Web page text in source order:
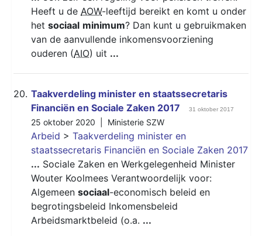
Heeft u de AOW-leeftijd bereikt en komt u onder
het sociaal minimum? Dan kunt u gebruikmaken
van de aanvullende inkomensvoorziening
ouderen (AIO) uit ...
20. Taakverdeling minister en staatssecretaris
Financiën en Sociale Zaken 2017
31 oktober 2017
25 oktober 2020 | Ministerie SZW
Arbeid > Taakverdeling minister en
staatssecretaris Financiën en Sociale Zaken 2017
... Sociale Zaken en Werkgelegenheid Minister
Wouter Koolmees Verantwoordelijk voor:
Algemeen sociaal-economisch beleid en
begrotingsbeleid Inkomensbeleid
Arbeidsmarktbeleid (o.a. ...